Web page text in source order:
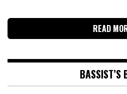
READ
BASSIST’S